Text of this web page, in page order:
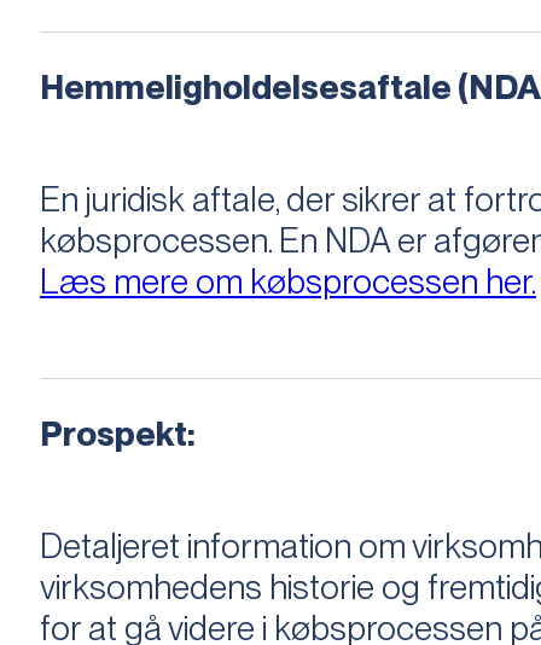
Hemmeligholdelsesaftale
En juridisk aftale, der sikrer at
købsprocessen​​. En NDA er
Læs mere om købsprocessen her.
Prospekt:
Detaljeret information om
virksomhedens historie og
for at gå videre i købsprocessen